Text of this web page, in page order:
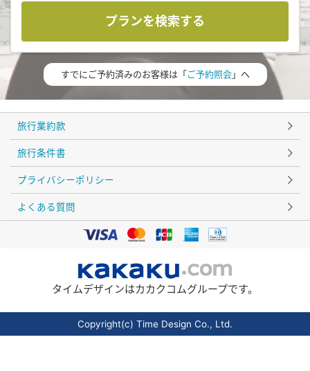
プランを検索する
すでにご予約済みのお客様は「ご予約照会」へ
旅行業約款
旅行条件書
プライバシーポリシー
よくある質問
タイムデザインはカカクコムグループです。
Copyright(c) Time Design Co., Ltd.